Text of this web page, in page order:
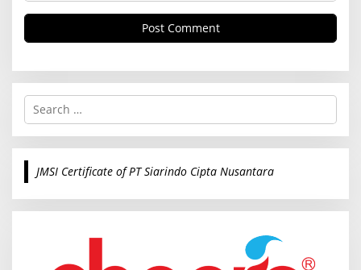
S
r
c
o
JMSI Certificate of PT Siarindo Cipta Nusantara